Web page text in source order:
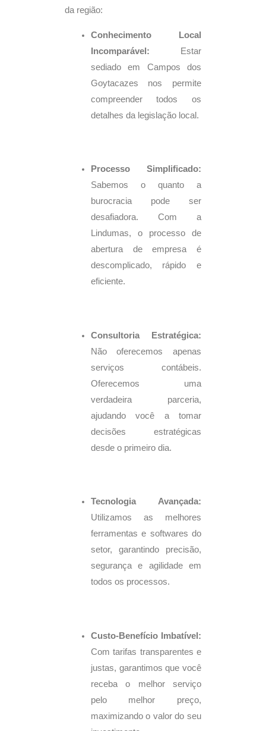
da região:
Conhecimento Local
Incomparável:
Estar
sediado em Campos dos
Goytacazes nos permite
compreender todos os
detalhes da legislação local.
Processo Simplificado:
Sabemos o quanto a
burocracia pode ser
desafiadora. Com a
Lindumas, o processo de
abertura de empresa é
descomplicado, rápido e
eficiente.
Consultoria Estratégica:
Não oferecemos apenas
serviços contábeis.
Oferecemos uma
verdadeira parceria,
ajudando você a tomar
decisões estratégicas
desde o primeiro dia.
Tecnologia Avançada:
Utilizamos as melhores
ferramentas e softwares do
setor, garantindo precisão,
segurança e agilidade em
todos os processos.
Custo-Benefício Imbatível:
Com tarifas transparentes e
justas, garantimos que você
receba o melhor serviço
pelo melhor preço,
maximizando o valor do seu